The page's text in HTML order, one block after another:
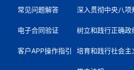
常见问题解答
电子合同验证
客户APP操作指引
深入贯彻中央八
树立和践行正确政
培育和践行社会主